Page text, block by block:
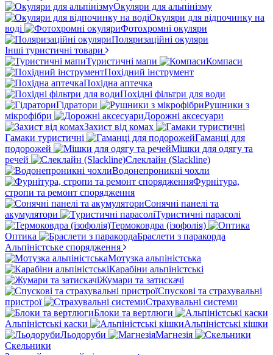
Окуляри для альпінізму
Окуляри для відпочинку на
воді
Фотохромні окуляри
Поляризаційні окуляри
Інші туристичні товари
Туристичні мапи
Компаси
Похідний інструмент
Похідна аптечка
Похідні фільтри для води
Гідратори
Рушники з
мікрофібри
Дорожні аксесуари
Захист від комах
Гамаки туристичні
Гаманці для
подорожей
Мішки для одягу та
речей
Слеклайн (Slackline)
Водонепроникні чохли
Фурнітура,
стропи та ремонт спорядження
Сонячні панелі та
акумулятори
Туристичні парасолі
Термоковдра (ізофолія)
Оптика
Браслети з паракорда
Альпіністське спорядження
Мотузка альпіністська
Карабіни альпіністські
Жумари та затискачі
Спускові та страхувальні
пристрої
Страхувальні системи
Блоки та вертлюги
Альпіністські каски
Альпіністські кішки
Льодоруби
Магнезія
Скельники